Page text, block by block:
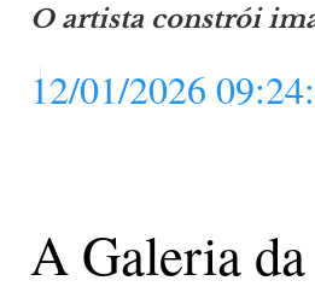
O artista constrói
12/01/2026
A Galeria